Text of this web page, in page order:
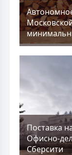
Поставка
Офисно-
Сберсити